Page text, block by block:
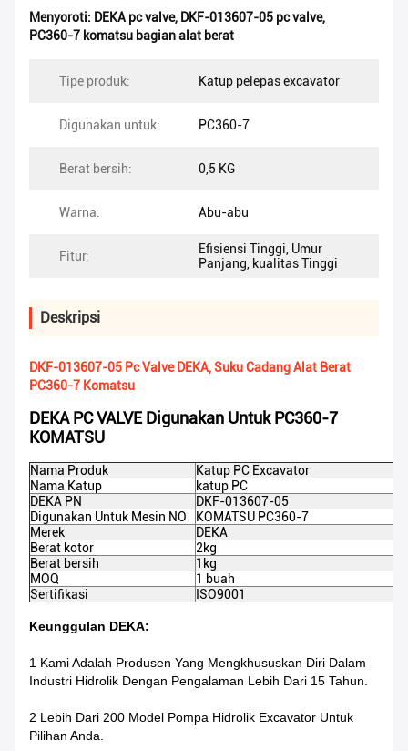
Menyoroti: DEKA pc valve, DKF-013607-05 pc valve,
PC360-7 komatsu bagian alat berat
Tipe produk: Katup pelepas excavator
Digunakan untuk: PC360-7
Berat bersih: 0,5 KG
Warna: Abu-abu
Fitur:
Efisiensi Tinggi, Umur
Panjang, kualitas Tinggi
Deskripsi
DKF-013607-05 Pc Valve DEKA, Suku Cadang Alat Berat
PC360-7 Komatsu
DEKA PC VALVE Digunakan Untuk PC360-7
KOMATSU
Nama Produk
Katup PC Excavator
Nama Katup
katup PC
DEKA PN
DKF-013607-05
Digunakan Untuk Mesin NO
KOMATSU PC360-7
Merek
DEKA
Berat kotor
2kg
Berat bersih
1kg
MOQ
1 buah
Sertifikasi
ISO9001
Keunggulan DEKA:
1 Kami Adalah Produsen Yang Mengkhususkan Diri Dalam
Industri Hidrolik Dengan Pengalaman Lebih Dari 15 Tahun.
2 Lebih Dari 200 Model Pompa Hidrolik Excavator Untuk
Pilihan Anda.